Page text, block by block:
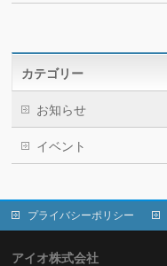
カテゴリー
お知らせ
イベント
プライバシーポリシー
アイオ株式会社